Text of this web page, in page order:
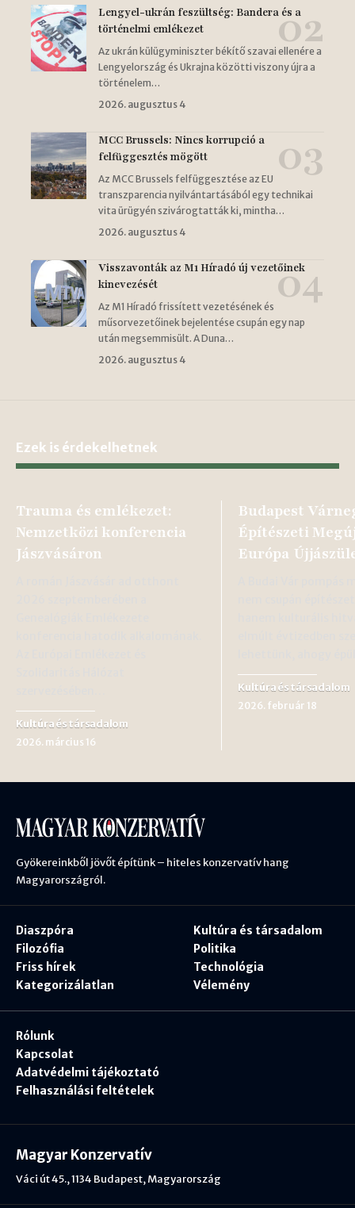
Lengyel-ukrán feszültség: Bandera és a
történelmi emlékezet
Az ukrán külügyminiszter békítő szavai ellenére a
Lengyelország és Ukrajna közötti viszony újra a
történelem…
2026. augusztus 4
MCC Brussels: Nincs korrupció a
felfüggesztés mögött
Az MCC Brussels felfüggesztése az EU
transzparencia nyilvántartásából egy technikai
vita ürügyén szivárogtatták ki, mintha…
2026. augusztus 4
Visszavonták az M1 Híradó új vezetőinek
kinevezését
Az M1 Híradó frissített vezetésének és
műsorvezetőinek bejelentése csupán egy nap
után megsemmisült. A Duna…
2026. augusztus 4
Ezek is érdekelhetnek
Trauma és emlékezet:
Nemzetközi konferencia
Jászvásáron
Kultúra és társadalom
2026. március 16
Budapest
Építészeti
Európa
Kultúra és társadalom
2026. február 18
Gyökereinkből jövőt építünk – hiteles konzervatív hang
Magyarországról.
Diaszpóra
Filozófia
Friss hírek
Kategorizálatlan
Kultúra és társadalom
Politika
Technológia
Vélemény
Rólunk
Kapcsolat
Adatvédelmi tájékoztató
Felhasználási feltételek
Magyar Konzervatív
Váci út 45., 1134 Budapest, Magyarország